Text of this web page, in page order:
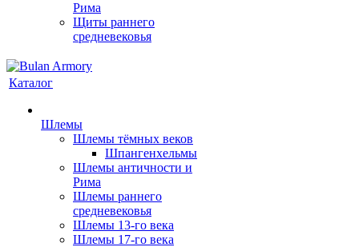
Рима
Щиты раннего
средневековья
Каталог
Шлемы
Шлемы тёмных веков
Шпангенхельмы
Шлемы античности и
Рима
Шлемы раннего
средневековья
Шлемы 13-го века
Шлемы 17-го века